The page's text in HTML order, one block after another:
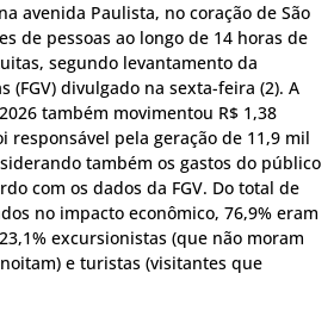
avenida Paulista, no coração de São
de pessoas ao longo de 14 horas de
segundo levantamento da
(FGV) divulgado na sexta-feira (2). A
também movimentou R$ 1,38
responsável pela geração de 11,9 mil
também os gastos do público
com os dados da FGV. Do total de
no impacto econômico, 76,9% eram
excursionistas (que não moram
e turistas (visitantes que